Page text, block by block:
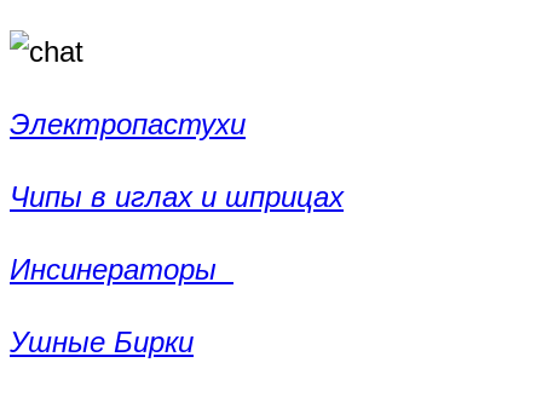
Электропастухи
Чипы в иглах и шприцах
Инсинераторы
Ушные Бирки